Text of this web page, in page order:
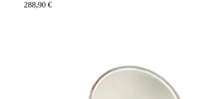
288,90 €